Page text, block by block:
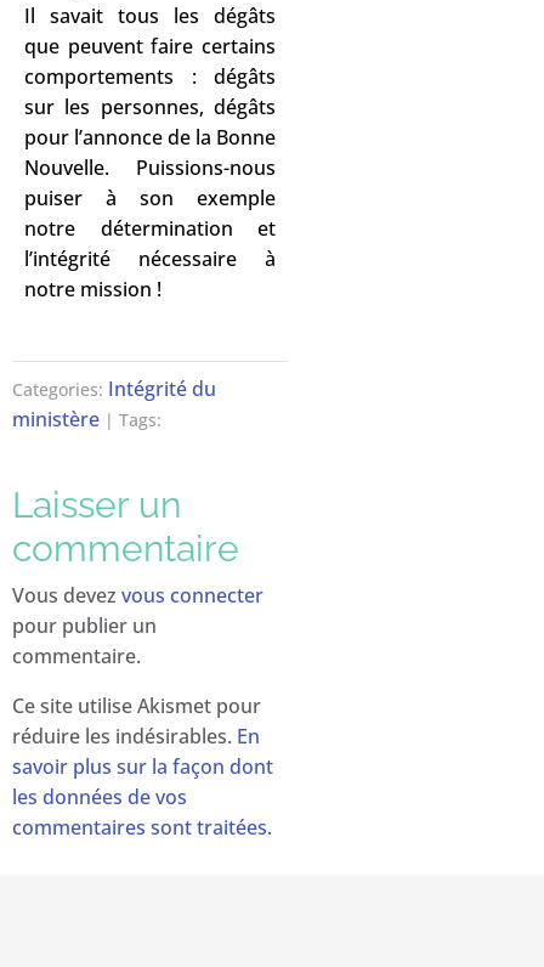
Il savait tous les dégâts
que peuvent faire certains
comportements : dégâts
sur les personnes, dégâts
pour l’annonce de la Bonne
Nouvelle. Puissions-nous
puiser à son exemple
notre détermination et
l’intégrité nécessaire à
notre mission !
Categories: Intégrité du
ministère | Tags:
Laisser un
commentaire
Vous devez vous connecter
pour publier un
commentaire.
Ce site utilise Akismet pour
réduire les indésirables. En
savoir plus sur la façon dont
les données de vos
commentaires sont traitées.